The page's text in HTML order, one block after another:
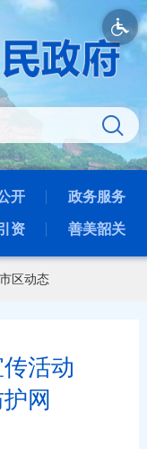
开 政务服务
资 善美韶关
区动态
活动
网